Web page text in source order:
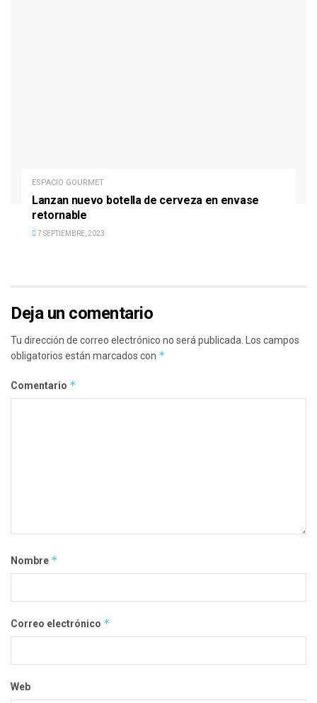
ESPACIO GOURMET
Lanzan nuevo botella de cerveza en envase
retornable
7 SEPTIEMBRE, 2023
Deja un comentario
Tu dirección de correo electrónico no será publicada.
Los campos
obligatorios están marcados con *
Comentario *
Nombre *
Correo electrónico *
Web